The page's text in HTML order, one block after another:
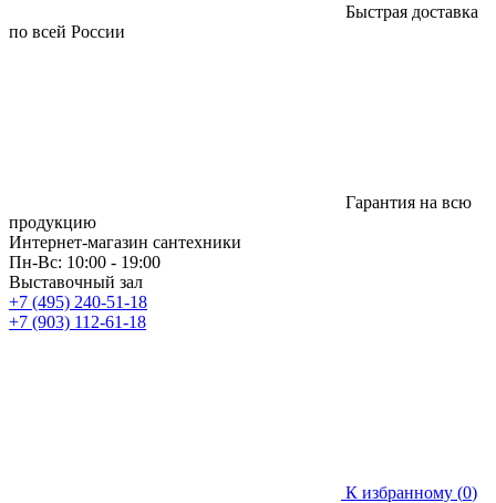
Быстрая доставка
по всей России
Гарантия на всю
продукцию
Интернет-магазин сантехники
Пн-Вс: 10:00 - 19:00
Выставочный зал
+7 (495) 240-51-18
+7 (903) 112-61-18
К избранному (0)